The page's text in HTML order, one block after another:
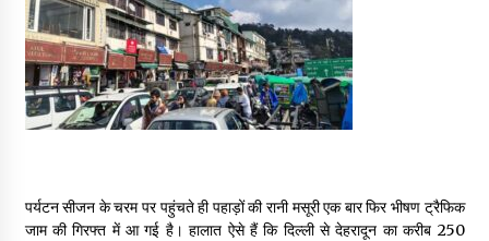
May 16, 2022
Thought Of The Day 14 May
May 14, 2022
May 13, 2022
पर्यटन सीजन के चरम पर पहुंचते ही पहाड़ों की रानी मसूरी एक बार फिर भीषण ट्रैफिक
जाम की गिरफ्त में आ गई है। हालात ऐसे हैं कि दिल्ली से देहरादून का करीब 250